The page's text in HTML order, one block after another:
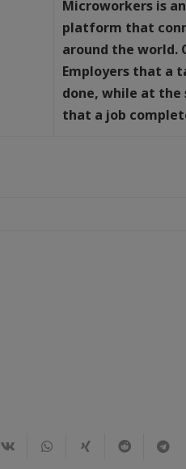
Microworkers is
platform that
around the world.
Employers that a
done, while at the
that a job